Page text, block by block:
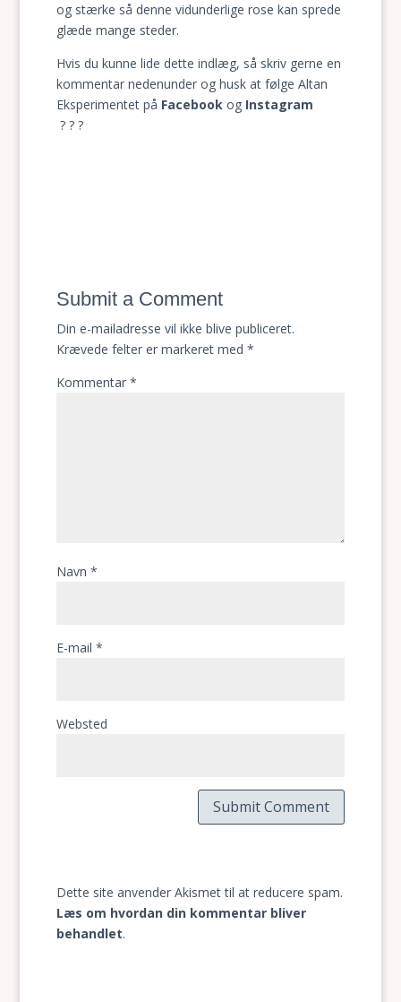
og stærke så denne vidunderlige rose kan sprede
glæde mange steder.
Hvis du kunne lide dette indlæg, så skriv gerne en
kommentar nedenunder og husk at følge Altan
Eksperimentet på Facebookog Instagram
? ? ?
Submit a Comment
Din e-mailadresse vil ikke blive publiceret.
Krævede felter er markeret med *
Kommentar *
Navn *
E-mail *
Websted
Dette site anvender Akismet til at reducere spam.
Læs om hvordan din kommentar bliver
behandlet.